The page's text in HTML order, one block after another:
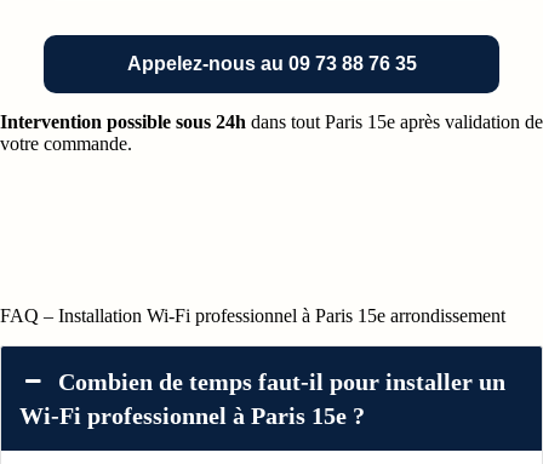
Appelez-nous au 09 73 88 76 35
Intervention possible sous 24h dans tout Paris 15e après validation de
votre commande.
FAQ – Installation Wi‑Fi professionnel à Paris 15e arrondissement
Combien de temps faut-il pour installer un
Wi-Fi professionnel à Paris 15e ?